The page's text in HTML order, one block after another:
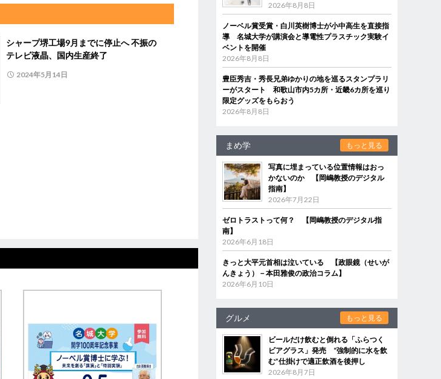
シャープ堺工場9月までに停止へ 不振の
テレビ液晶、国内生産終了
2024年5月14日
2026年8月8日
ノーベル賞受賞・白川英樹博士が小中高生を直接指
導 名城大学が講演会と導電性プラスチック実験イ
ベントを開催
2026年8月8日
豊臣秀吉・秀長兄弟ゆかりの地を巡るスタンプラリ
ーがスタート 和歌山市内5カ所・近畿6カ所を巡り
限定グッズをもらおう
2026年8月8日
まめ学 もっと見る
写真に埋まっている位置情報はおっ
かないのか 【岡嶋教授のデジタル
指南】
2026年7月22日
ゼロトラストって何？ 【岡嶋教授のデジタル指
南】
2026年6月18日
きっと大平元首相は泣いている 【政眼鏡（せいが
んきょう）－本田雅俊の政治コラム】
2026年6月10日
グルメ もっと見る
ビールだけ飲むと倒れる「ふらつく
ビアグラス」発売 “強制的に水を飲
む”仕掛けで適正飲酒を後押し
2026年8月7日